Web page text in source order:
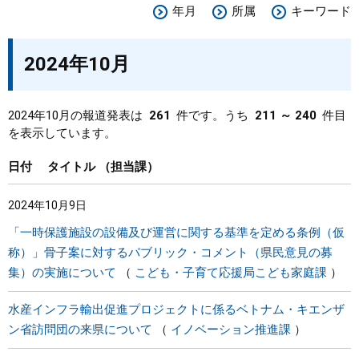
くらし・環境
教育・文化・スポーツ
しごと・産業・観光
県政情報
年月
所属 キーワード
2024年10月
2024年10月の報道発表は 261 件です。うち 211 ～ 240 件目
を表示しています。
日付 タイトル 担当課
2024年10月9日
「一時保護施設の設備及び運営に関する基準を定める条例（仮
称）」骨子案に対するパブリック・コメント（県民意見の募
集）の実施について
こども・子育て応援局こども家庭課
水産インフラ輸出促進プロジェクトに係るベトナム・キエンザ
ン省訪問団の来県について
イノベーション推進課